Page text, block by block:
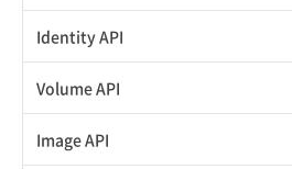
APIでVPSにISOイメージを挿入する
APIでVPSを作成する
APIユーザーを作成する
API情報を確認する
Identity API
Credential一覧取得
Credential作成
Volume API
スナップショット一覧取得
Image API